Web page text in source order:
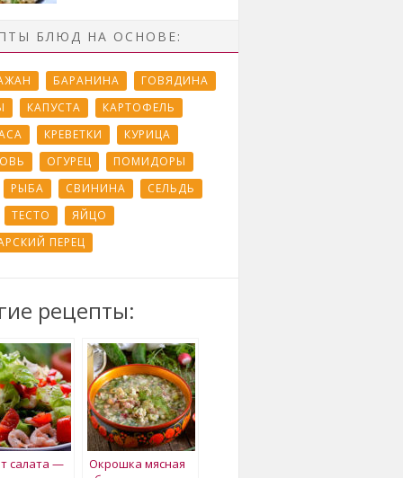
БЛЮД НА ОСНОВЕ:
БАРАНИНА
ГОВЯДИНА
КАПУСТА
КАРТОФЕЛЬ
КРЕВЕТКИ
КУРИЦА
ОГУРЕЦ
ПОМИДОРЫ
РЫБА СВИНИНА
СЕЛЬДЬ
ТЕСТО
ЯЙЦО
ПЕРЕЦ
рецепты:
салата —
Окрошка мясная